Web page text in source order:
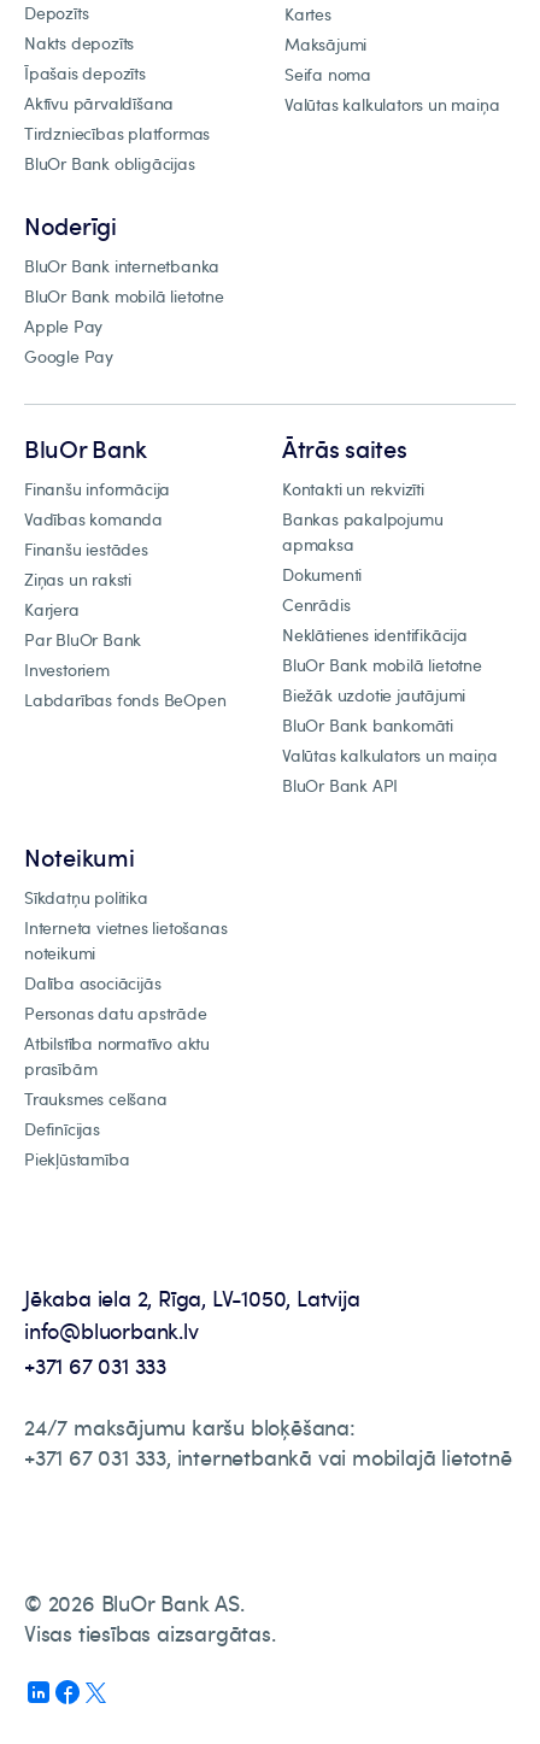
Depozīts
Nakts depozīts
Īpašais depozīts
Aktīvu pārvaldīšana
Tirdzniecības platformas
BluOr Bank obligācijas
Kartes
Maksājumi
Seifa noma
Valūtas kalkulators un maiņa
Noderīgi
BluOr Bank internetbanka
BluOr Bank mobilā lietotne
Apple Pay
Google Pay
BluOr Bank
Finanšu informācija
Vadības komanda
Finanšu iestādes
Ziņas un raksti
Karjera
Par BluOr Bank
Investoriem
Labdarības fonds BeOpen
Ātrās saites
Kontakti un rekvizīti
Bankas pakalpojumu
apmaksa
Dokumenti
Cenrādis
Neklātienes identifikācija
BluOr Bank mobilā lietotne
Biežāk uzdotie jautājumi
BluOr Bank bankomāti
Valūtas kalkulators un maiņa
BluOr Bank API
Noteikumi
Sīkdatņu politika
Interneta vietnes lietošanas
noteikumi
Dalība asociācijās
Personas datu apstrāde
Atbilstība normatīvo aktu
prasībām
Trauksmes celšana
Definīcijas
Piekļūstamība
Jēkaba iela 2, Rīga, LV-1050, Latvija
info@bluorbank.lv
+371 67 031 333
24/7 maksājumu karšu bloķēšana:
+371 67 031 333, internetbankā vai mobilajā lietotnē
© 2026 BluOr Bank AS.
Visas tiesības aizsargātas.